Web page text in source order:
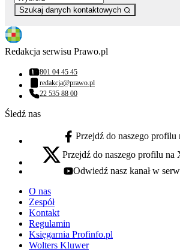
Szukaj danych kontaktowych
Redakcja serwisu Prawo.pl
Numer telefonu:
801 04 45 45
Adres email:
redakcja@prawo.pl
Numer telefonu:
22 535 88 00
Śledź nas
facebook - otwiera się w nowej karcie
Przejdź do naszego profilu
x - otwiera się w nowej karcie
Przejdź do naszego profilu
youtube - otwiera się w nowej karcie
Odwiedź nasz kanał w
O nas
Zespół
Kontakt
Regulamin
Księgarnia Profinfo.pl
Wolters Kluwer